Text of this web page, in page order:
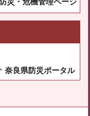
防災・危機管理ページ
奈良県防災ポータル